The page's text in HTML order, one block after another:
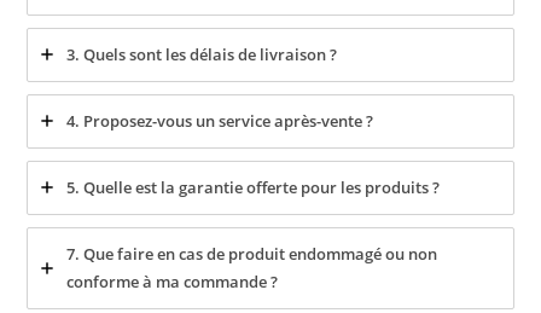
3. Quels sont les délais de livraison ?
4. Proposez-vous un service après-vente ?
5. Quelle est la garantie offerte pour les produits ?
7. Que faire en cas de produit endommagé ou non
conforme à ma commande ?